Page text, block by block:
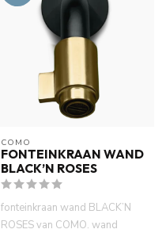
COMO
FONTEINKRAAN WAND
BLACK’N ROSES
fonteinkraan wand BLACK’N
ROSES van COMO. wand